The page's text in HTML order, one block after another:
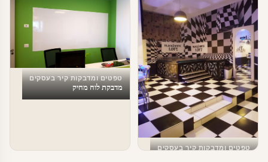
מדבקות טפט לעסקים
טפטים ומדבקות קיר בעסקים
טפטים ומדבקות קיר בעסקים
מדבקת לוח מחיק